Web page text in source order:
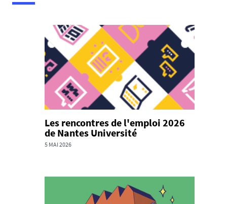
i
Les rencontres de l'emploi 2026
de Nantes Université
5 MAI 2026